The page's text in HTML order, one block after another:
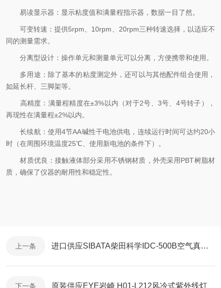
易读显示器：显示粘度值和满量程指示器，数据一目了然。
可变转速：提供5rpm、10rpm、20rpm三种转速选择，以适应不
同的测量需求。
分离型设计：操作单元和测量单元可以分离，方便携带和使用。
多用途：除了基本的粘度测定外，还可以与其他配件组合使用，
如延长杆、三脚架等。
高精度：满量程精度在±3%以内（对于2号、3号、4号转子），
再现性在满量程±2%以内。
长续航：使用4节AA碱性干电池供电，连续运行时间可达约20小
时（在周围环境温度25℃、使用新电池的条件下）。
材质优良：接触液体部分采用不锈钢材质，外壳采用PBT树脂材
质，确保了仪器的耐用性和稳定性。
上一条 进口供应SIBATA柴田科学IDC-500B空气真菌采样器
下一条 原装供应EYE岩崎 H01-L212风冷式紫外线灯